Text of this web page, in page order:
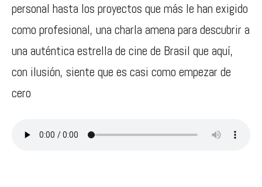
personal hasta los proyectos que más le han exigido
como profesional, una charla amena para descubrir a
una auténtica estrella de cine de Brasil que aquí,
con ilusión, siente que es casi como empezar de
cero